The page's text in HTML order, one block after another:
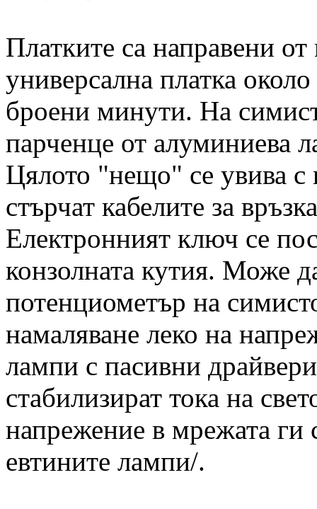
Платките са направени
универсална платка
броени минути. На
парченце от алуминиева
Цялото "нещо" се увива с
стърчат кабелите за
Електронният ключ се
конзолната кутия. Може
потенциометър на
намаляване леко на
лампи с пасивни
стабилизират тока на
напрежение в мрежата ги
евтините лампи/.